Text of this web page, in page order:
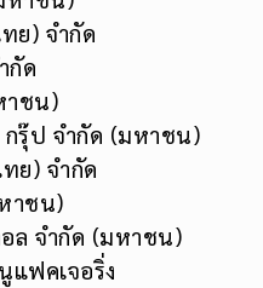
ย) จำกัด
กัด
าชน)
รุ๊ป จำกัด (มหาชน)
ย) จํากัด
าชน)
ล จำกัด (มหาชน)
ฟคเจอริ่ง